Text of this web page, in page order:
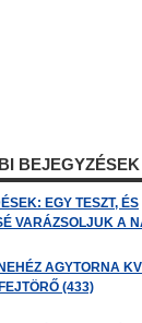
BEJEGYZÉSEK
EGY TESZT, ÉS
VARÁZSOLJUK A
AGYTORNA
(433)